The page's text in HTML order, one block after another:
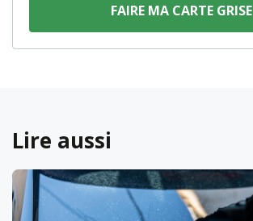
FAIRE MA CARTE GRISE
Lire aussi